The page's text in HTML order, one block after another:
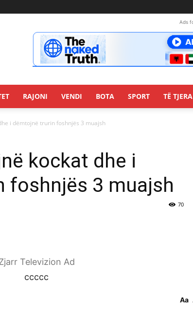
Ads
RAJONI VENDI BOTA SPORT TË TJERA
i dëmtojnë trurin foshnjës 3 muajsh
kockat dhe i
foshnjës 3 muajsh
70
Televizion Ad
ccccc
Aa